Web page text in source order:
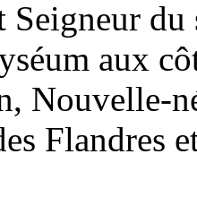
Seigneur
aux
Nouvelle-
Flandres